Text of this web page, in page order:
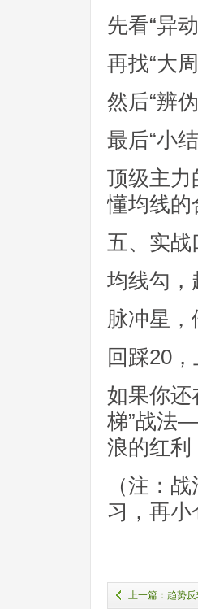
先看“异
再找“大
然后“辨
最后“小
顶级主力
懂均线的
五、实
均线勾，
脉冲星
回踩20
如果你还
梯”战法
浪的红利
（注：
习，再
上一篇：趋势